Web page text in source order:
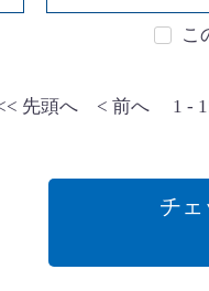
こ
先頭へ < 前へ 1 -
チェ